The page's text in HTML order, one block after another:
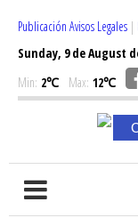
Publicación Avisos Legales |
Sunday, 9 de August
Min: 2℃ Max: 12℃